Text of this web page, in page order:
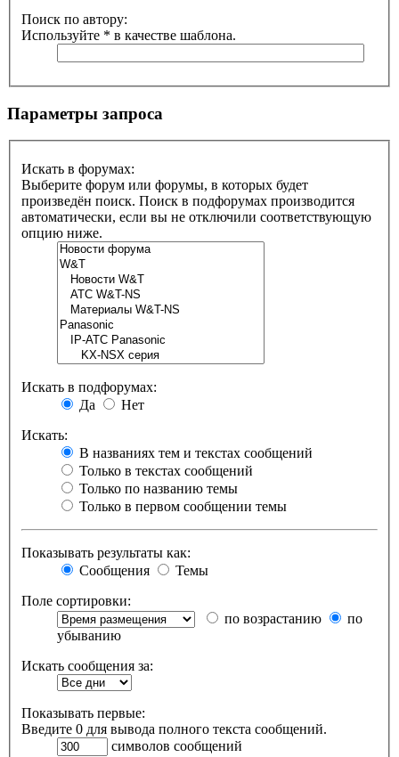
Поиск по автору:
Используйте * в качестве шаблона.
Параметры запроса
Искать в форумах:
Выберите форум или форумы, в которых будет
произведён поиск. Поиск в подфорумах производится
автоматически, если вы не отключили соответствующую
опцию ниже.
Искать в подфорумах:
Да
Нет
Искать:
В названиях тем и текстах сообщений
Только в текстах сообщений
Только по названию темы
Только в первом сообщении темы
Показывать результаты как:
Сообщения
Темы
Поле сортировки:
по возрастанию
по
убыванию
Искать сообщения за:
Показывать первые:
Введите 0 для вывода полного текста сообщений.
символов сообщений